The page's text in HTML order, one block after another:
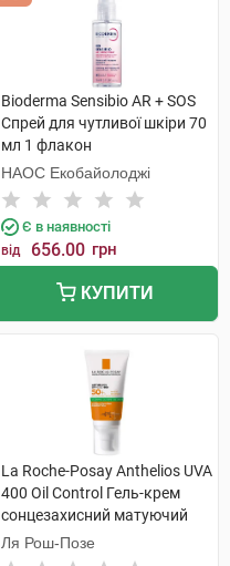
Bioderma Sensibio АR + SOS
Спрей для чутливої шкіри 70
мл 1 флакон
НАОС Екобайолоджі
Є в наявності
від 656.00 грн
КУПИТИ
La Roche-Posay Anthelios UVA
400 Oil Control Гель-крем
сонцезахисний матуючий
для обличчя SPF50+ 50 мл 1
туба
Ля Рош-Позе